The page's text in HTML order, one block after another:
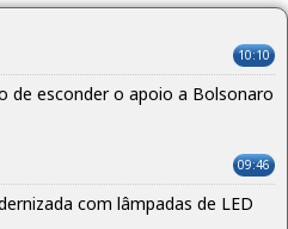
10:10
de esconder o apoio a Bolsonaro
09:46
com lâmpadas de LED